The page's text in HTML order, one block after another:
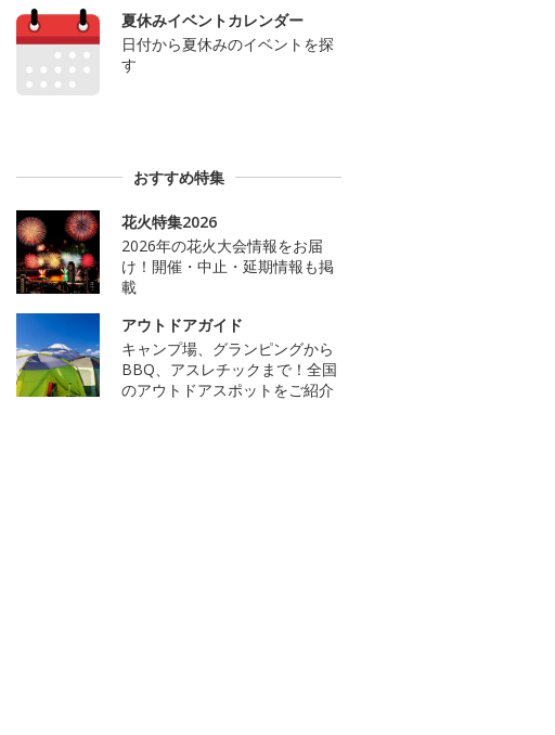
夏休みイベントカレンダー
日付から夏休みのイベントを探
す
おすすめ特集
花火特集2026
2026年の花火大会情報をお届
け！開催・中止・延期情報も掲
載
アウトドアガイド
キャンプ場、グランピングから
BBQ、アスレチックまで！全国
のアウトドアスポットをご紹介